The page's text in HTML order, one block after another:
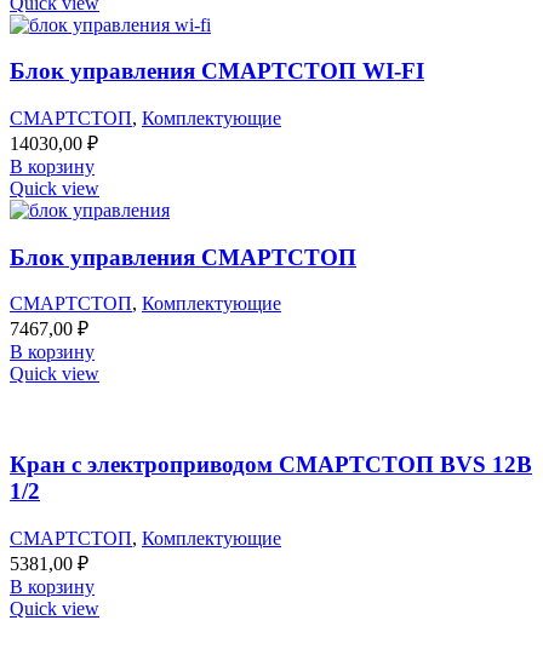
Блок управления СМАРТСТОП WI-FI
СМАРТСТОП, Комплектующие
14030,00 ₽
В корзину
Quick view
Блок управления СМАРТСТОП
СМАРТСТОП, Комплектующие
7467,00 ₽
В корзину
Quick view
Кран с электроприводом СМАРТСТОП BVS 12B
1/2
СМАРТСТОП, Комплектующие
5381,00 ₽
В корзину
Quick view